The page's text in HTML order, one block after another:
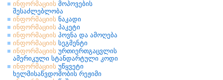
ინფორმაციის მოპოვების
შესაძლებლობა
ინფორმაციის ნაკადი
ინფორმაციის პაკეტი
ინფორმაციის პოვნა და ამოღება
ინფორმაციის სეგმენტი
ინფორმაციის ურთიერთგაცვლის
ამერიკული სტანდარტული კოდი
ინფორმაციის უწყვეტი
ხელმისაწვდომობის რეჟიმი